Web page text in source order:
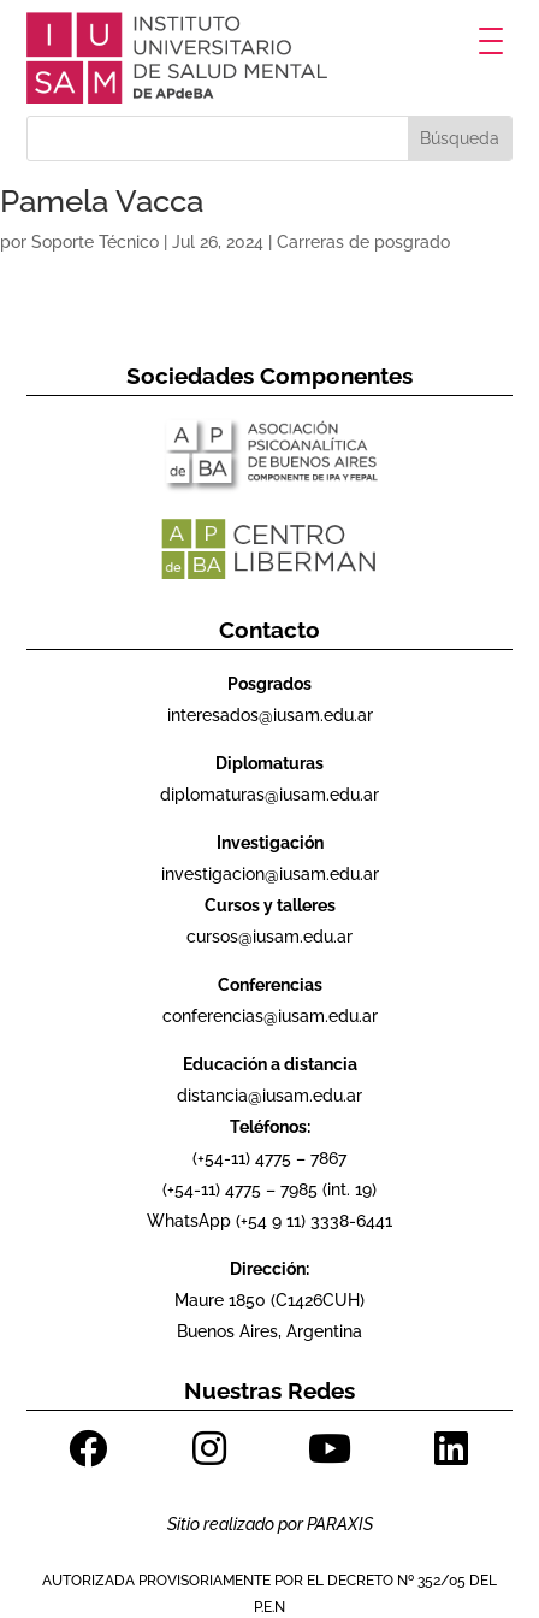
Pamela Vacca
por Soporte Técnico Jul 26, 2024 Carreras de posgrado
Sociedades Componentes
Contacto
Posgrados
interesados@iusam.edu.ar
Diplomaturas
diplomaturas@iusam.edu.ar
Investigación
investigacion@iusam.edu.ar
Cursos y talleres
cursos@iusam.edu.ar
Conferencias
conferencias@iusam.edu.ar
Educación a distancia
distancia@iusam.edu.ar
Teléfonos:
(+54-11) 4775 – 7867
(+54-11) 4775 – 7985 (int. 19)
WhatsApp (+54 9 11) 3338-6441
Dirección:
Maure 1850 (C1426CUH)
Buenos Aires, Argentina
Nuestras Redes
Sitio realizado porPARAXIS
AUTORIZADA PROVISORIAMENTE POR EL DECRETO Nº 352/05 DEL
P.E.N